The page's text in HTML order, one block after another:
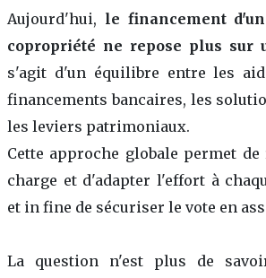
Aujourd'hui, le financement
copropriété ne repose plus sur
s'agit d'un équilibre entre les
financements bancaires, les
les leviers patrimoniaux.
Cette approche globale permet
charge et d'adapter l'effort à
et in fine de sécuriser le vote en
La question n'est plus de